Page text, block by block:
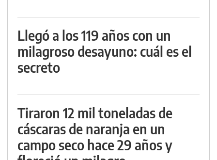
Llegó a los 119 años con un
milagroso desayuno: cuál es el
secreto
Tiraron 12 mil toneladas de
cáscaras de naranja en un
campo seco hace 29 años y